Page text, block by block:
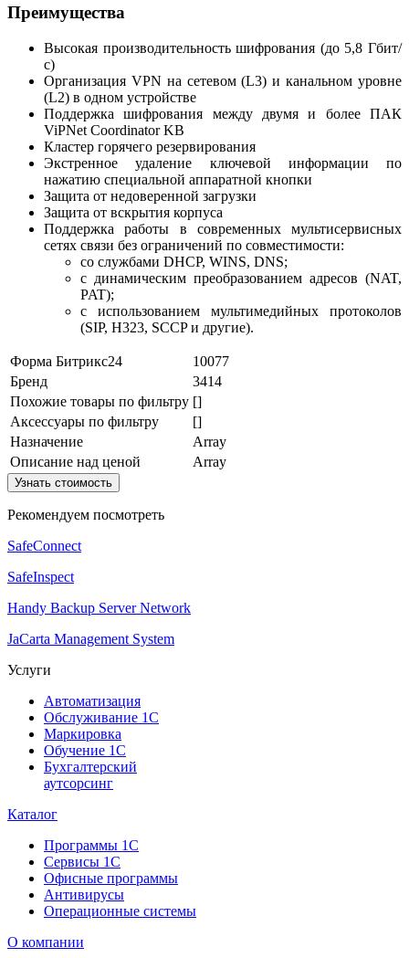
Преимущества
Высокая производительность шифрования (до 5,8 Гбит/
с)
Организация VPN на сетевом (L3) и канальном уровне
(L2) в одном устройстве
Поддержка шифрования между двумя и более ПАК
ViPNet Coordinator KB
Кластер горячего резервирования
Экстренное удаление ключевой информации по
нажатию специальной аппаратной кнопки
Защита от недоверенной загрузки
Защита от вскрытия корпуса
Поддержка работы в современных мультисервисных
сетях связи без ограничений по совместимости:
со службами DHCP, WINS, DNS;
с динамическим преобразованием адресов (NAT,
PAT);
с использованием мультимедийных протоколов
(SIP, H323, SCCP и другие).
Форма Битрикс24
10077
Бренд
3414
Похожие товары по фильтру []
Аксессуары по фильтру
[]
Назначение
Array
Описание над ценой
Array
Узнать стоимость
Рекомендуем посмотреть
SafeConnect
SafeInspect
Handy Backup Server Network
JaCarta Management System
Услуги
Автоматизация
Обслуживание 1С
Маркировка
Обучение 1С
Бухгалтерский
аутсорсинг
Каталог
Программы 1С
Сервисы 1С
Офисные программы
Антивирусы
Операционные системы
О компании